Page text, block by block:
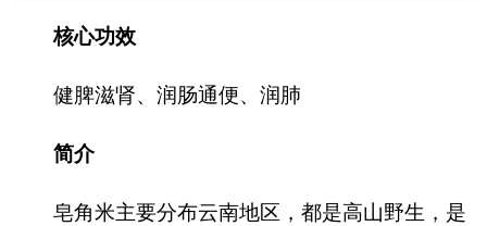
核心功效
健脾滋肾、润肠通便、润肺
简介
皂角米主要分布云南地区，都是高山野生，是